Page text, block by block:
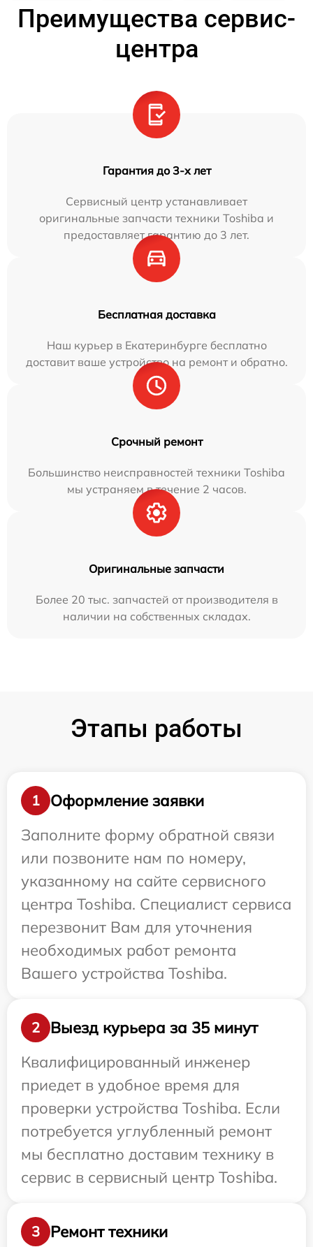
Преимущества сервис-
центра
Гарантия до 3-х лет
Сервисный центр устанавливает
оригинальные запчасти техники Toshiba и
предоставляет гарантию до 3 лет.
Бесплатная доставка
Наш курьер в Екатеринбурге бесплатно
доставит ваше устройство на ремонт и обратно.
Срочный ремонт
Большинство неисправностей техники Toshiba
мы устраняем в течение 2 часов.
Оригинальные запчасти
Более 20 тыс. запчастей от производителя в
наличии на собственных складах.
Этапы работы
1
Оформление заявки
Заполните форму обратной связи
или позвоните нам по номеру,
указанному на сайте сервисного
центра Toshiba. Специалист сервиса
перезвонит Вам для уточнения
необходимых работ ремонта
Вашего устройства Toshiba.
2
Выезд курьера за 35 минут
Квалифицированный инженер
приедет в удобное время для
проверки устройства Toshiba. Если
потребуется углубленный ремонт
мы бесплатно доставим технику в
сервис в сервисный центр Toshiba.
3 Ремонт техники